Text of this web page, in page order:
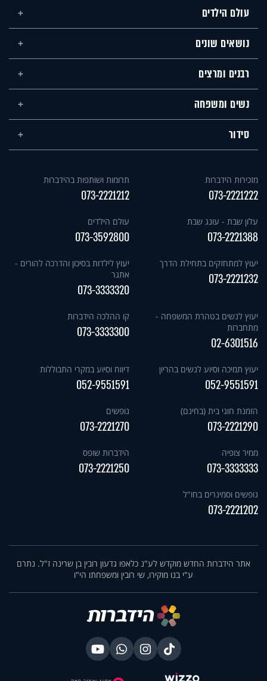
עולם הילדים
נושאים שונים
רבנים ומרצים
נשים ומשפחה
סידור
מזכירות הידברות
073-2221222
תרומות ושותפות בהידברות
073-2221212
עלון שבת - עונג שבת
073-2221388
עולם הילדים
073-3592800
יעוץ למתחזקים בתחילת הדרך
073-2221232
יעוץ לילדות בסיכון והדרכה להורים -
אתגר
073-3333320
יעוץ לנשים בטהרת המשפחה -
מתחברות
02-6301516
קו ההלכה הידברות
073-3333300
יעוץ תמיכה וסיוע לנשים בהריון
052-9551591
דיווח וסיוע במקרי התבוללות
052-9551591
הזמנת חוגי בית (בחינם)
073-2221290
נופשים
073-2221270
ממיר צופיה
073-3333333
הידברות שופס
073-2221250
נופשים וסמינרים בחו"ל
073-2221202
אתר הידברות החדש מוקדש לע"נ כלאפו גדעון רובין בן שרינה ז"ל. נתרם
ע"י בנו מוקירו, שי רובין ומשפחתו הי"ו